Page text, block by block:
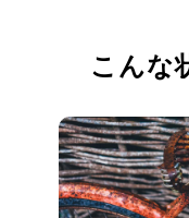
こんな